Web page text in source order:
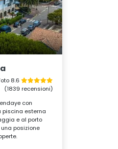
8.6
(1839 recensioni)
con
piscina esterna
e al porto
posizione